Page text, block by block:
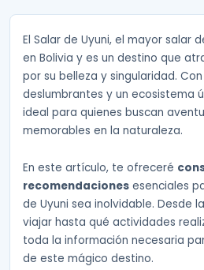
El Salar de Uyuni, el mayor salar
en Bolivia y es un destino que
por su belleza y singularidad.
deslumbrantes y un ecosistema
ideal para quienes buscan
memorables en la naturaleza.
En este artículo, te ofreceré
recomendaciones esenciales
de Uyuni sea inolvidable. Desde
viajar hasta qué actividades
toda la información necesaria
de este mágico destino.